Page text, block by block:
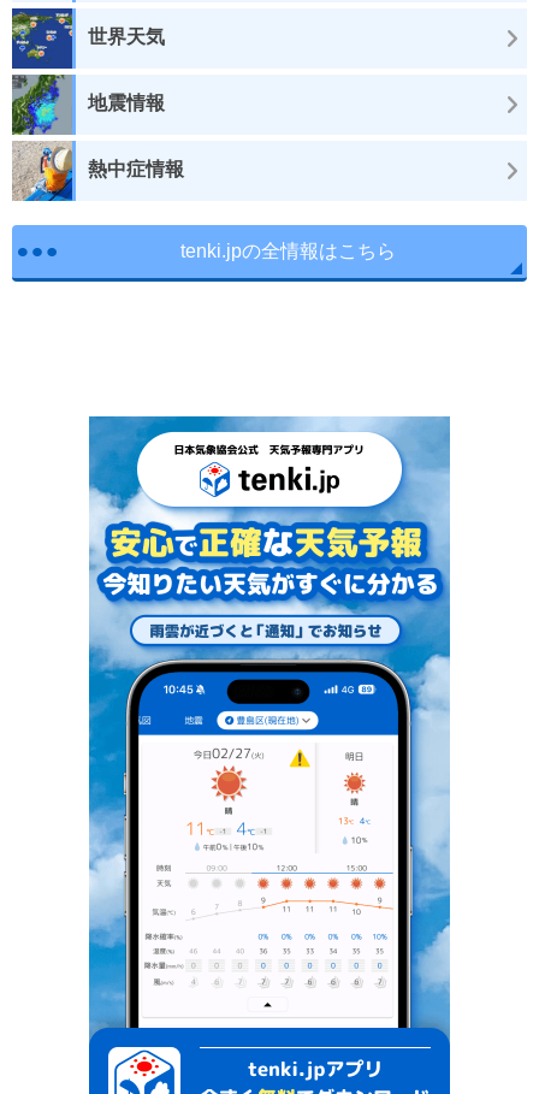
世界天気
地震情報
熱中症情報
tenki.jpの全情報はこちら